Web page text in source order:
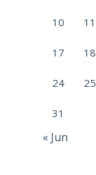
10 11
17 18
24 25
31
« Jun